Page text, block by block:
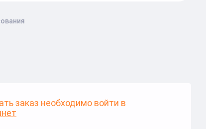
заказ необходимо войти в